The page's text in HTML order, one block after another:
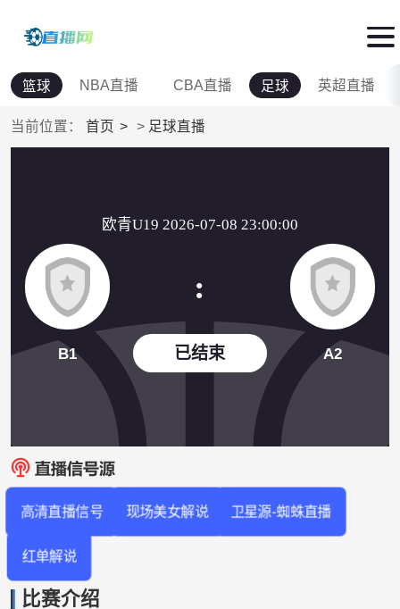
篮球 NBA直播 CBA直播 足球 英超直播
当前位置： 首页 > 足球直播
欧青U19 2026-07-08 23:00:00
B1
:
已结束 A2
高清直播信号 现场美女解说 卫星源-蜘蛛直播
红单解说
比赛介绍